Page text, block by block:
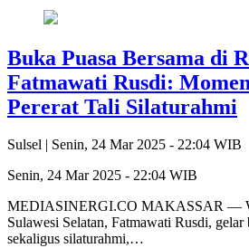
Buka Puasa Bersama di
Fatmawati Rusdi:
Pererat Tali Silaturahmi
Sulsel | Senin, 24 Mar 2025 - 22:04 WIB
Senin, 24 Mar 2025 - 22:04 WIB
MEDIASINERGI.CO MAKASSAR —
Sulawesi Selatan, Fatmawati Rusdi, gelar
sekaligus silaturahmi,…